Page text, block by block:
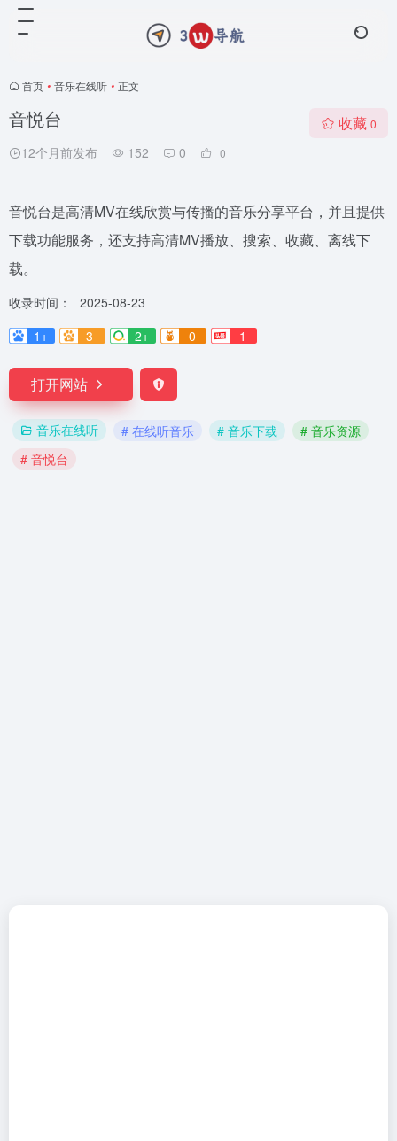
首页 • 音乐在线听 • 正文
音悦台
12个月前发布 152 0 0
收藏 0
音悦台是高清MV在线欣赏与传播的音乐分享平台，并且提供
下载功能服务，还支持高清MV播放、搜索、收藏、离线下
载。
收录时间：
2025-08-23
1+
3- 2+ 0 1
打开网站
音乐在线听 # 在线听音乐 # 音乐下载
# 音乐资源
# 音悦台